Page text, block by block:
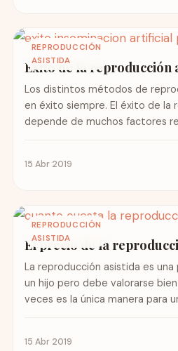
REPRODUCCIÓN
ASISTIDA
Éxito de la reproducción
Los distintos métodos de
en éxito siempre. El éxito de la
depende de muchos factores
15 Abr 2019
REPRODUCCIÓN
ASISTIDA
El precio de la
La reproducción asistida es
un hijo pero debe valorarse
veces es la única manera para
15 Abr 2019